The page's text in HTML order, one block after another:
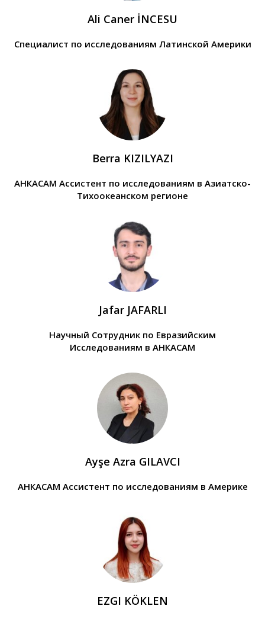
Ali Caner İNCESU
Специалист по исследованиям Латинской Америки
Berra KIZILYAZI
АНКАСАМ Ассистент по исследованиям в Азиатско-
Тихоокеанском регионе
Jafar JAFARLI
Научный Сотрудник по Евразийским
Исследованиям в АНКАСАМ
Ayşe Azra GILAVCI
АНКАСАМ Ассистент по исследованиям в Америке
EZGI KÖKLEN